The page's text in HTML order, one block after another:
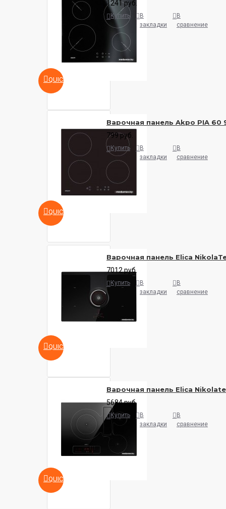
QUICKVIEW
1241 руб.
Купить
В
закладки
В
сравнение
QUICKVIEW
Варочная панель Akpo PIA 60
799 руб.
Купить
В
закладки
В
сравнение
QUICKVIEW
Варочная панель Elica
7012 руб.
Купить
В
закладки
В
сравнение
QUICKVIEW
Варочная панель Elica
5684 руб.
Купить
В
закладки
В
сравнение